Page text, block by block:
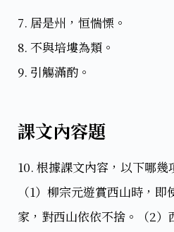
7. 居是州，恒惴慄。
8. 不與培塿為類。
9. 引觴滿酌。
課文內容題
10. 根據課文內容，以下哪幾
（1）柳宗元遊賞西山時，
家，對西山依依不捨。（2